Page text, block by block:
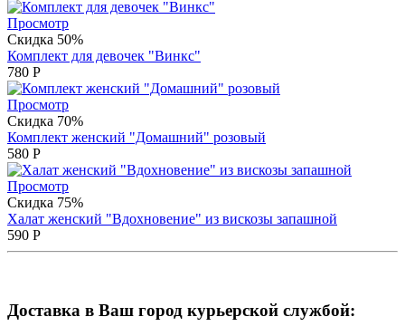
Просмотр
Скидка 50%
Комплект для девочек "Винкс"
780 Р
Просмотр
Скидка 70%
Комплект женский "Домашний" розовый
580 Р
Просмотр
Скидка 75%
Халат женский "Вдохновение" из вискозы запашной
590 Р
Доставка в Ваш город курьерской службой: